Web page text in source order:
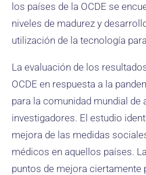
los países de la OCDE se
niveles de madurez y
utilización de la tecnología
La evaluación de los
OCDE en respuesta a la
para la comunidad mundial de
investigadores. El estudio
mejora de las medidas
médicos en aquellos países.
puntos de mejora ciertamente